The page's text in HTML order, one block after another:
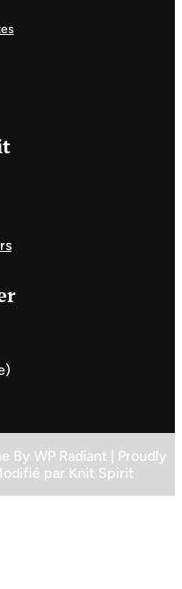
By WP Radiant | Proudly
par Knit Spirit